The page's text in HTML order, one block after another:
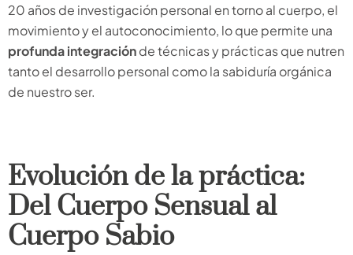
20 años de investigación personal en torno al cuerpo, el
movimiento y el autoconocimiento, lo que permite una
profunda integraciónde técnicas y prácticas que nutren
tanto el desarrollo personal como la sabiduría orgánica
de nuestro ser.
Evolución de la práctica:
Del Cuerpo Sensual al
Cuerpo Sabio